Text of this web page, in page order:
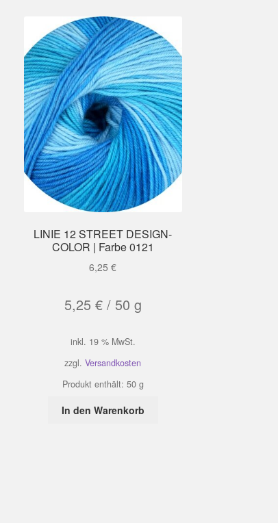
LINIE 12 STREET DESIGN-
COLOR | Farbe 0121
6,25€
5,25 €/ 50 g
inkl. 19 % MwSt.
zzgl.Versandkosten
Produkt enthält: 50 g
In den Warenkorb